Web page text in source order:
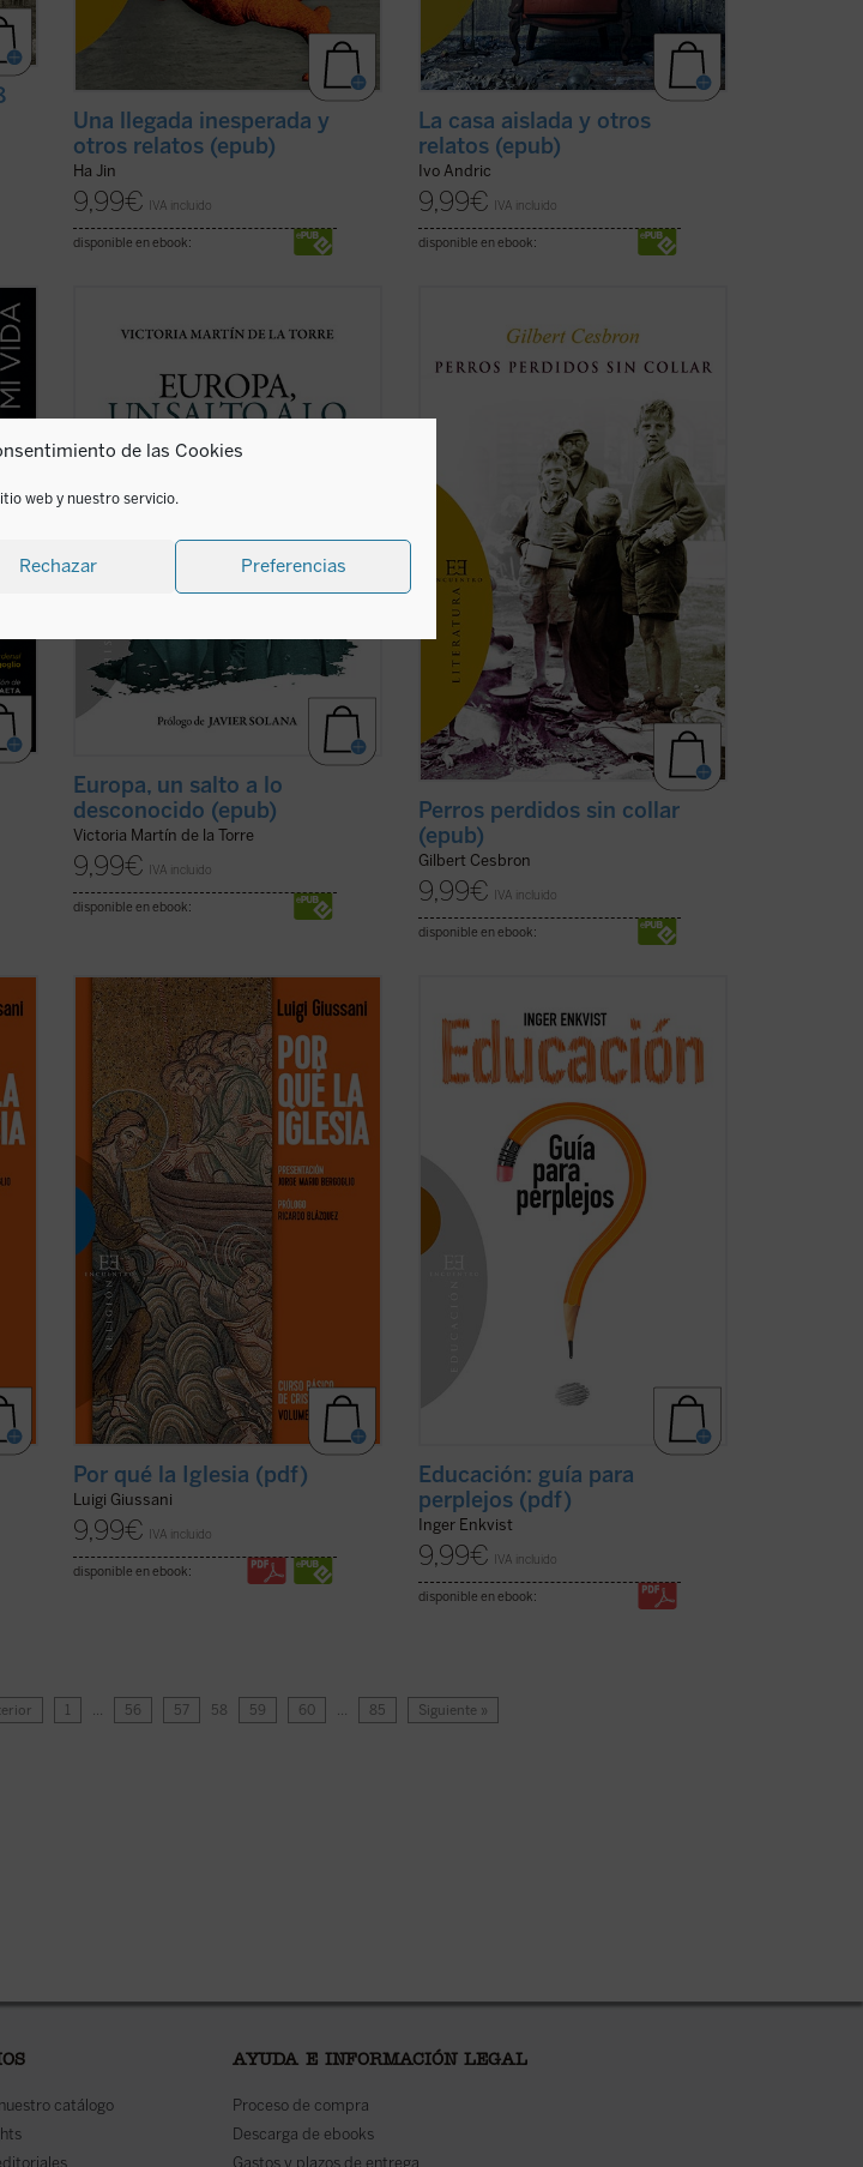
de las Cookies
web y nuestro servicio.
Rechazar Preferencias
Una llegada inesperada y
otros relatos (epub)
Ha Jin
9,99€ IVA incluido
disponible en ebook:
La casa aislada y otros
relatos (epub)
Ivo Andric
9,99€ IVA incluido
disponible en ebook:
este relato de no ficción recrea la década
Comunidades Europeas (1948-1957), a
través de algunos de los principales
europea ...(ver ficha)
Europa, un salto a lo
desconocido (epub)
Victoria Martín de la Torre
9,99€ IVA incluido
disponible en ebook:
una generación de chicos huérfanos de la
Segunda Guerra Mundial o abandonados
dificultades de la posguerra han sido
marginados por la sociedad y recluidos
en fríos y hostiles ...(ver ficha)
Perros perdidos sin collar
(epub)
Gilbert Cesbron
9,99€ IVA incluido
disponible en ebook:
«Viviendo la experiencia de la comunidad
cristiana el hombre de hoy puede
verificar que esta realidad no es
solamente humana, sino que esta vida
corresponde a las exigencias más
radicales del corazón, que permite
encarar las circunstancias y los ...(ver
ficha)
Por qué la Iglesia (pdf)
Luigi Giussani
9,99€ IVA incluido
disponible en ebook:
Educación: guía para
perplejos (pdf)
Inger Enkvist
9,99€ IVA incluido
disponible en ebook:
1 … 56 57 58 59 60 … 85 Siguiente »
catálogo
AYUDA E INFORMACIÓN LEGAL
Proceso de compra
Descarga de ebooks
Gastos y plazos de entrega